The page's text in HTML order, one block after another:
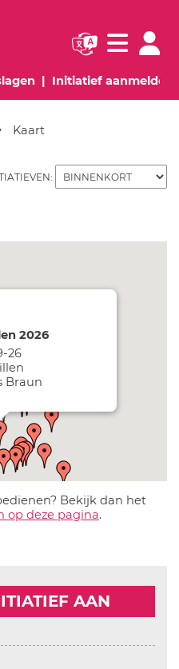
pagina)(huidige pagina)
Initiatief aanmelden
Navigatie
Kaart
2026
26
Braun
Bekijk dan het
op deze pagina.
AAN